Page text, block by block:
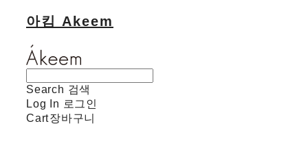
아킴 Akeem
Search 검색
Log In 로그인
Cart장바구니